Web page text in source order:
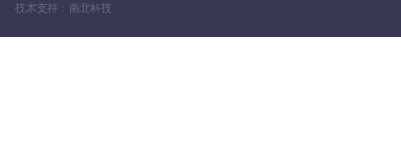
技术支持：南北科技